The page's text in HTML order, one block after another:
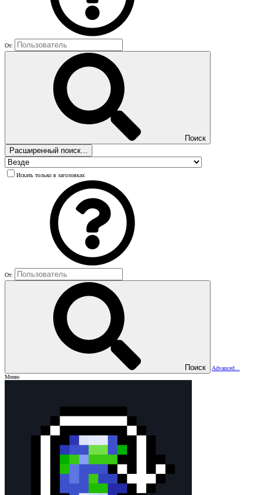
От:
Поиск
Расширенный поиск...
Искать только в заголовках
От:
Поиск
Advanced...
Меню